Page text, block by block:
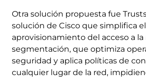
Otra solución propuesta fue
solución de Cisco que simplifica el
aprovisionamiento del acceso a
segmentación, que optimiza
seguridad y aplica políticas de
cualquier lugar de la red,